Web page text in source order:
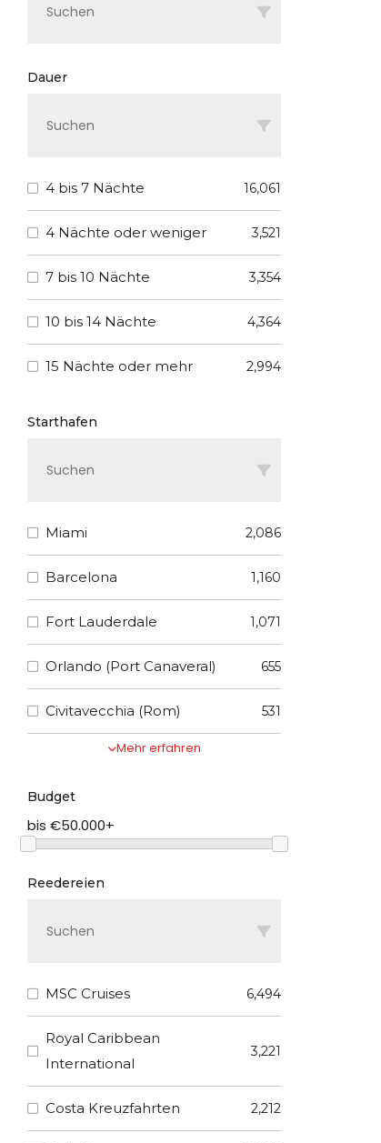
Dauer
4 bis 7 Nächte 16,061
4 Nächte oder weniger 3,521
7 bis 10 Nächte 3,354
10 bis 14 Nächte 4,364
15 Nächte oder mehr 2,994
Starthafen
Miami 2,086
Barcelona 1,160
Fort Lauderdale 1,071
Orlando (Port Canaveral) 655
Civitavecchia (Rom) 531
Mehr erfahren
Budget
bis €50.000+
Reedereien
MSC Cruises 6,494
Royal Caribbean
International
3,221
Costa Kreuzfahrten 2,212